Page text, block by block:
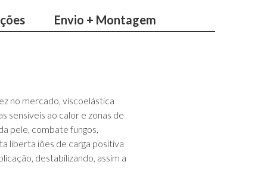
Envio + Montagem
no mercado, viscoelástica
sensíveis ao calor e zonas de
pele, combate fungos,
liberta iões de carga positiva
destabilizando, assim a